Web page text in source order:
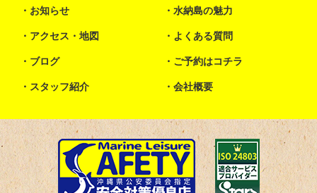
お知らせ 水納島の魅力
アクセス・地図 よくある質問
ブログ ご予約はコチラ
スタッフ紹介 会社概要